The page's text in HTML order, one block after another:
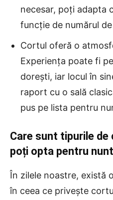
necesar, poți adapta
funcție de numărul
Cortul oferă o
Experiența poate fi
dorești, iar locul în
raport cu o sală
pus pe lista pentru
Care sunt tipurile
poți opta pentru
În zilele noastre, există
în ceea ce privește